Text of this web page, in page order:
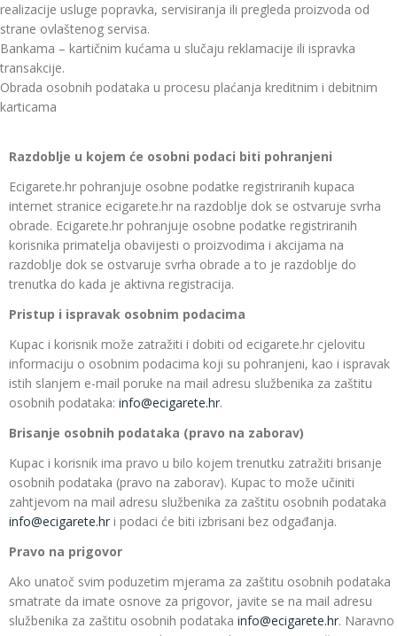
realizacije usluge popravka, servisiranja ili pregleda proizvoda od
strane ovlaštenog servisa.
Bankama – kartičnim kućama u slučaju reklamacije ili ispravka
transakcije.
Obrada osobnih podataka u procesu plaćanja kreditnim i debitnim
karticama
Razdoblje u kojem će osobni podaci biti pohranjeni
Ecigarete.hr pohranjuje osobne podatke registriranih kupaca
internet stranice ecigarete.hr na razdoblje dok se ostvaruje svrha
obrade. Ecigarete.hr pohranjuje osobne podatke registriranih
korisnika primatelja obavijesti o proizvodima i akcijama na
razdoblje dok se ostvaruje svrha obrade a to je razdoblje do
trenutka do kada je aktivna registracija.
Pristup i ispravak osobnim podacima
Kupac i korisnik može zatražiti i dobiti od ecigarete.hr cjelovitu
informaciju o osobnim podacima koji su pohranjeni, kao i ispravak
istih slanjem e-mail poruke na mail adresu službenika za zaštitu
osobnih podataka: info@ecigarete.hr.
Brisanje osobnih podataka (pravo na zaborav)
Kupac i korisnik ima pravo u bilo kojem trenutku zatražiti brisanje
osobnih podataka (pravo na zaborav). Kupac to može učiniti
zahtjevom na mail adresu službenika za zaštitu osobnih podataka
info@ecigarete.hr i podaci će biti izbrisani bez odgađanja.
Pravo na prigovor
Ako unatoč svim poduzetim mjerama za zaštitu osobnih podataka
smatrate da imate osnove za prigovor, javite se na mail adresu
službenika za zaštitu osobnih podataka info@ecigarete.hr. Naravno